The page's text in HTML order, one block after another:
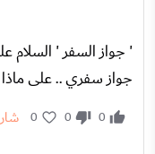
' جواز السفر '
جواز سفري .. على
0
0
0